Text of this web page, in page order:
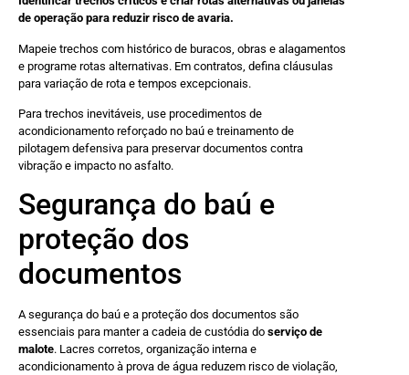
de operação para reduzir risco de avaria.
Mapeie trechos com histórico de buracos, obras e alagamentos
e programe rotas alternativas. Em contratos, defina cláusulas
para variação de rota e tempos excepcionais.
Para trechos inevitáveis, use procedimentos de
acondicionamento reforçado no baú e treinamento de
pilotagem defensiva para preservar documentos contra
vibração e impacto no asfalto.
Segurança do baú e
proteção dos
documentos
A segurança do baú e a proteção dos documentos são
essenciais para manter a cadeia de custódia do serviço de
malote. Lacres corretos, organização interna e
acondicionamento à prova de água reduzem risco de violação,